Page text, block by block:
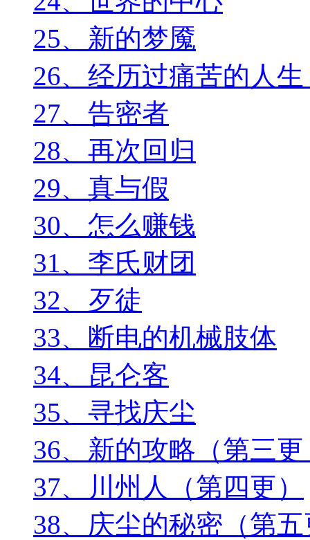
25、新的梦魇
26、经历过痛苦的人
27、告密者
28、再次回归
29、真与假
30、怎么赚钱
31、李氏财团
32、歹徒
33、断电的机械肢体
34、昆仑客
35、寻找庆尘
36、新的攻略（第三
37、川州人（第四更）
38、庆尘的秘密（第